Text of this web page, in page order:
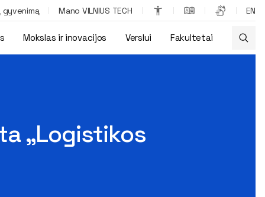
gyvenimą Mano VILNIUS TECH EN
Mokslas ir inovacijos Verslui Fakultetai
„Logistikos